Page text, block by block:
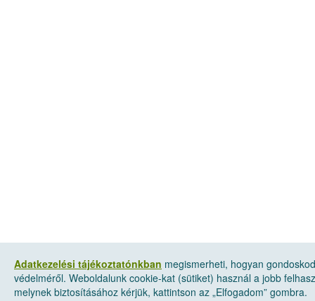
Adatkezelési tájékoztatónkban megismerheti, hogyan
védelméről. Weboldalunk cookie-kat (sütiket) használ a jobb
melynek biztosításához kérjük, kattintson az „Elfogadom” gombra.